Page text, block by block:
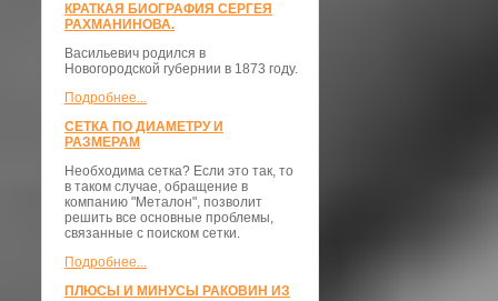
КРАТКАЯ БИОГРАФИЯ СЕРГЕЯ
РАХМАНИНОВА.
Васильевич родился в
Новогородской губернии в 1873 году.
Подробнее...
СЕТКА ПО ДИАМЕТРУ И
РАЗМЕРАМ
Необходима сетка? Если это так, то
в таком случае, обращение в
компанию "Металон", позволит
решить все основные проблемы,
связанные с поиском сетки.
Подробнее...
ПЛЮСЫ И МИНУСЫ РАКОВИН ИЗ